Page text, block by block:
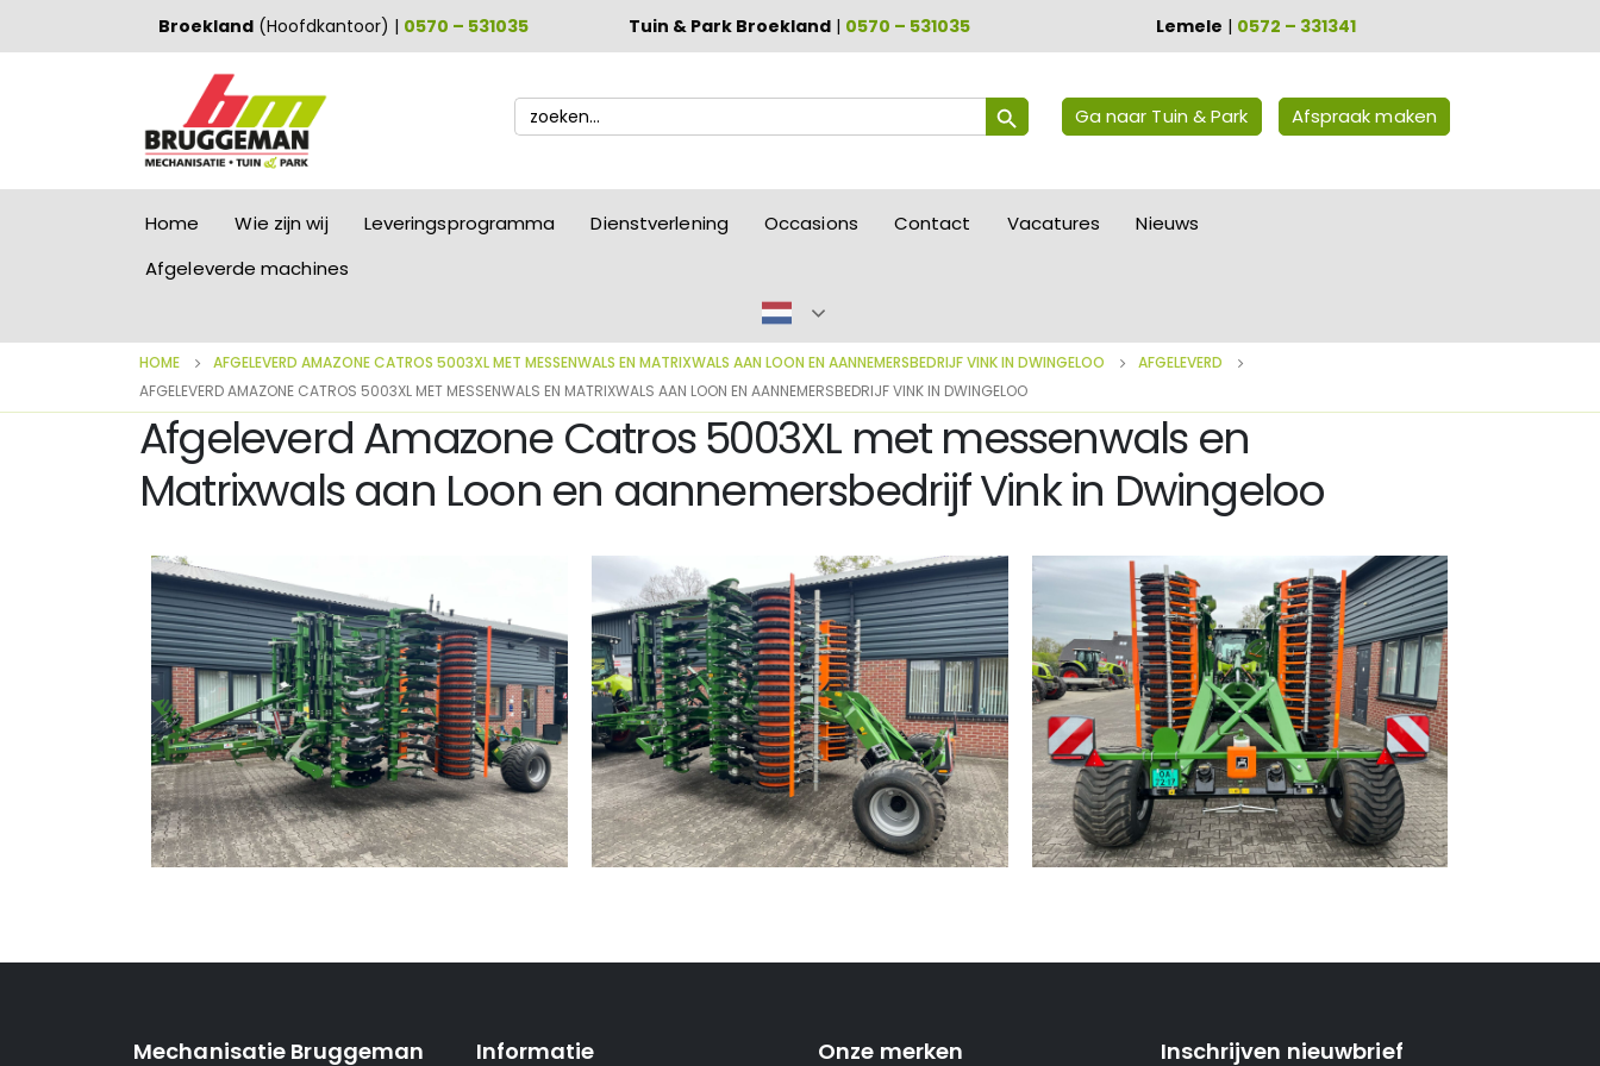
Broekland (Hoofdkantoor) | 0570 – 531035 Tuin & Park Broekland | 0570 – 531035 Lemele | 0572 – 331341
Zoek
naar:
Zoekknop
Ga naar Tuin & Park Afspraak maken
Home Wie zijn wij Leveringsprogramma Dienstverlening Occasions Contact Vacatures
Nieuws
Afgeleverde machines
HOME AFGELEVERD AMAZONE CATROS 5003XL MET MESSENWALS EN MATRIXWALS AAN LOON EN AANNEMERSBEDRIJF VINK IN DWINGELOO
AFGELEVERD
AFGELEVERD AMAZONE CATROS 5003XL MET MESSENWALS EN MATRIXWALS AAN LOON EN AANNEMERSBEDRIJF VINK IN DWINGELOO
Afgeleverd Amazone Catros 5003XL met messenwals en
Matrixwals aan Loon en aannemersbedrijf Vink in Dwingeloo
Mechanisatie Bruggeman Informatie Onze merken Inschrijven nieuwbrief